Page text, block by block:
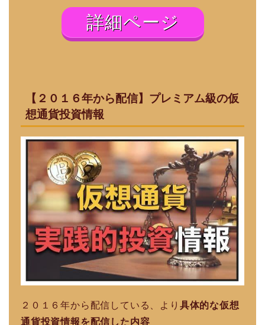
詳細ページ
【２０１６年から配信】プレミアム級の仮
想通貨投資情報
２０１６年から配信している、より 具体的な仮想
通貨投資情報を配信した内容